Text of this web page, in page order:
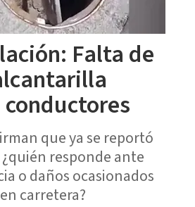
Falta de
que ya se reportó
responde ante
o daños ocasionados
carretera?